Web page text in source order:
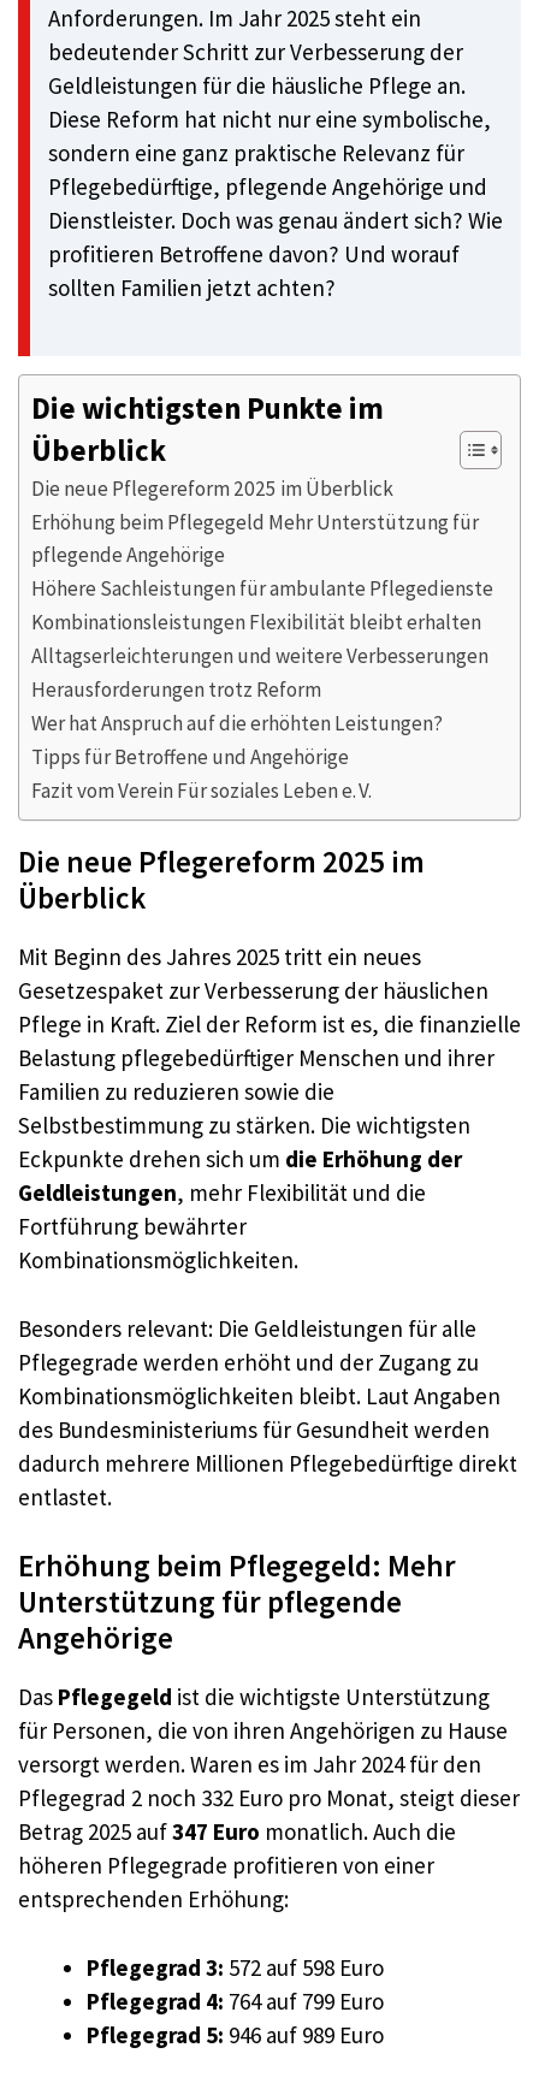
Anforderungen. Im Jahr 2025 steht ein
bedeutender Schritt zur Verbesserung der
Geldleistungen für die häusliche Pflege an.
Diese Reform hat nicht nur eine symbolische,
sondern eine ganz praktische Relevanz für
Pflegebedürftige, pflegende Angehörige und
Dienstleister. Doch was genau ändert sich? Wie
profitieren Betroffene davon? Und worauf
sollten Familien jetzt achten?
Die wichtigsten Punkte im
Überblick
Die neue Pflegereform 2025 im Überblick
Erhöhung beim Pflegegeld Mehr Unterstützung für
pflegende Angehörige
Höhere Sachleistungen für ambulante Pflegedienste
Kombinationsleistungen Flexibilität bleibt erhalten
Alltagserleichterungen und weitere Verbesserungen
Herausforderungen trotz Reform
Wer hat Anspruch auf die erhöhten Leistungen?
Tipps für Betroffene und Angehörige
Fazit vom Verein Für soziales Leben e. V.
Die neue Pflegereform 2025 im
Überblick
Mit Beginn des Jahres 2025 tritt ein neues
Gesetzespaket zur Verbesserung der häuslichen
Pflege in Kraft. Ziel der Reform ist es, die finanzielle
Belastung pflegebedürftiger Menschen und ihrer
Familien zu reduzieren sowie die
Selbstbestimmung zu stärken. Die wichtigsten
Eckpunkte drehen sich um die Erhöhung der
Geldleistungen, mehr Flexibilität und die
Fortführung bewährter
Kombinationsmöglichkeiten.
Besonders relevant: Die Geldleistungen für alle
Pflegegrade werden erhöht und der Zugang zu
Kombinationsmöglichkeiten bleibt. Laut Angaben
des Bundesministeriums für Gesundheit werden
dadurch mehrere Millionen Pflegebedürftige direkt
entlastet.
Erhöhung beim Pflegegeld: Mehr
Unterstützung für pflegende
Angehörige
Das Pflegegeld ist die wichtigste Unterstützung
für Personen, die von ihren Angehörigen zu Hause
versorgt werden. Waren es im Jahr 2024 für den
Pflegegrad 2 noch 332 Euro pro Monat, steigt dieser
Betrag 2025 auf347 Euro monatlich. Auch die
höheren Pflegegrade profitieren von einer
entsprechenden Erhöhung:
Pflegegrad 3: 572 auf 598 Euro
Pflegegrad 4: 764 auf 799 Euro
Pflegegrad 5: 946 auf 989 Euro